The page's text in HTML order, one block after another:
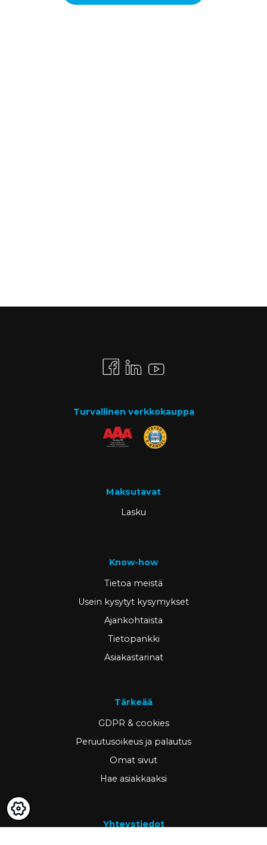
Turvallinen verkkokauppa
Maksutavat
Lasku
Know-how
Tietoa meistä
Usein kysytyt kysymykset
Ajankohtaista
Tietopankki
Asiakastarinat
Tärkeää
GDPR & cookies
Peruutusoikeus ja palautus
Omat sivut
Hae asiakkaaksi
Yhteystiedot